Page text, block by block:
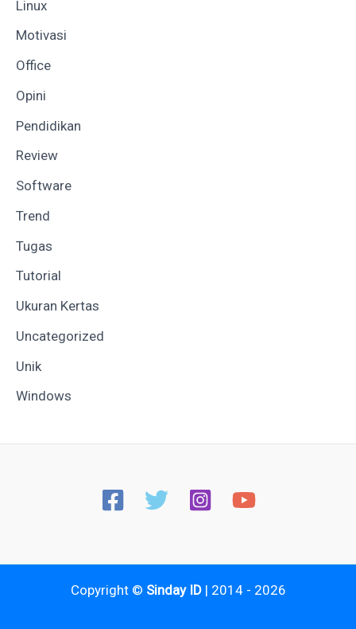
Linux
Motivasi
Office
Opini
Pendidikan
Review
Software
Trend
Tugas
Tutorial
Ukuran Kertas
Uncategorized
Unik
Windows
Copyright © Sinday ID| 2014 - 2026